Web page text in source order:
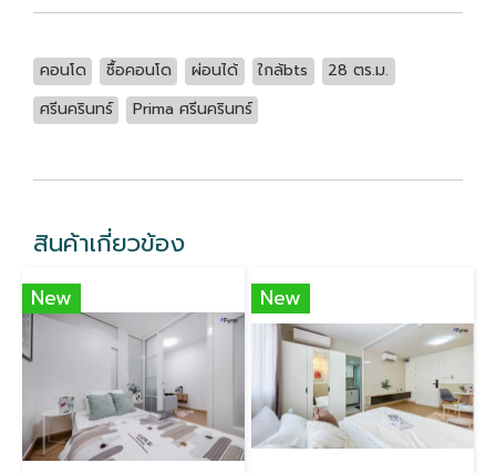
คอนโด ซื้อคอนโด ผ่อนได้ ใกล้bts
28 ตร.ม.
ศรีนครินทร์
Prima ศรีนครินทร์
สินค้าเกี่ยวข้อง
New New